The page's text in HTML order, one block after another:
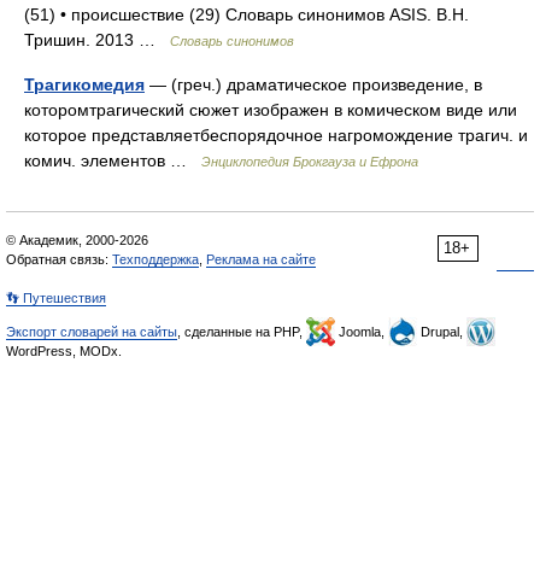
(51) • происшествие (29) Словарь синонимов ASIS. В.Н.
Тришин. 2013 …
Словарь синонимов
Трагикомедия — (греч.) драматическое произведение, в
которомтрагический сюжет изображен в комическом виде или
которое представляетбеспорядочное нагромождение трагич. и
комич. элементов …
Энциклопедия Брокгауза и Ефрона
18+
© Академик, 2000-2026
Обратная связь: Техподдержка Реклама на сайте
👣 Путешествия
Экспорт словарей на сайты , сделанные на PHP, Joomla,
Drupal,
WordPress, MODx.